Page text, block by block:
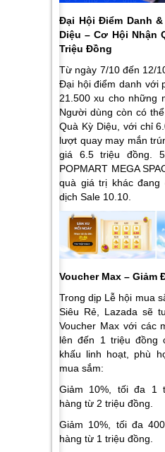
Đại Hội Điểm Danh &
Diệu – Cơ Hội Nhận
Triệu Đồng
Từ ngày 7/10 đến 12/
Đại hội điểm danh với
21.500 xu cho những
Người dùng còn có
Quà Kỳ Diệu, với chỉ
lượt quay may mắn
giá 6.5 triệu đồng.
POPMART MEGA
quà giá trị khác đang
dịch Sale 10.10.
Voucher Max – Giảm
Trong dịp Lễ hội mua
Siêu Rẻ, Lazada sẽ
Voucher Max với các
lên đến 1 triệu đồng
khấu linh hoạt, phù
mua sắm:
Giảm 10%, tối đa 1
hàng từ 2 triệu đồng.
Giảm 10%, tối đa
hàng từ 1 triệu đồng.